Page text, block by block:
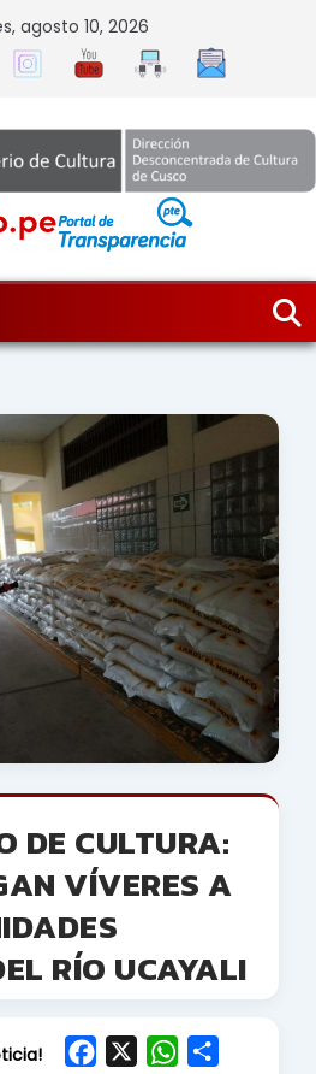
agosto 10, 2026
DE CULTURA:
VÍVERES A
RÍO UCAYALI
W